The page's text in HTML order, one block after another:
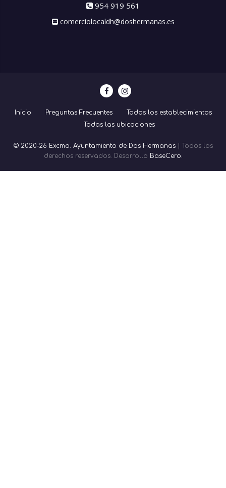
954 919 561
comerciolocaldh@doshermanas.es
Inicio Preguntas Frecuentes
Todos los establecimientos
Todas las ubicaciones
© 2020-26 Excmo. Ayuntamiento de Dos Hermanas| Todos los
derechos reservados. Desarrollo BaseCero.